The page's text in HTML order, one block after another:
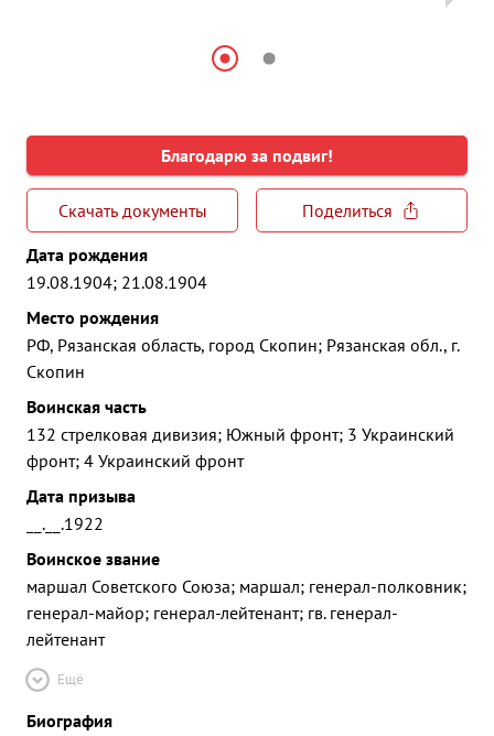
Благодарю за подвиг!
Скачать документы
Поделиться
Дата рождения
19.08.1904; 21.08.1904
Место рождения
РФ, Рязанская область, город Скопин; Рязанская обл., г.
Скопин
Воинская часть
132 стрелковая дивизия; Южный фронт; 3 Украинский
фронт; 4 Украинский фронт
Дата призыва
__.__.1922
Воинское звание
маршал Советского Союза; маршал; генерал-полковник;
генерал-майор; генерал-лейтенант; гв. генерал-
лейтенант
Ещё
Биография